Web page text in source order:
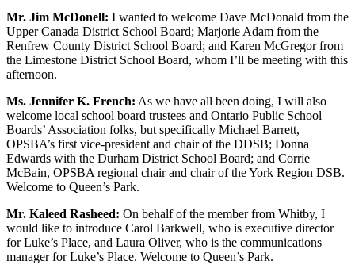
Mr. Jim McDonell: I wanted to welcome Dave McDonald from the
Upper Canada District School Board; Marjorie Adam from the
Renfrew County District School Board; and Karen McGregor from
the Limestone District School Board, whom I’ll be meeting with this
afternoon.
Ms. Jennifer K. French: As we have all been doing, I will also
welcome local school board trustees and Ontario Public School
Boards’ Association folks, but specifically Michael Barrett,
OPSBA’s first vice-president and chair of the DDSB; Donna
Edwards with the Durham District School Board; and Corrie
McBain, OPSBA regional chair and chair of the York Region DSB.
Welcome to Queen’s Park.
Mr. Kaleed Rasheed: On behalf of the member from Whitby, I
would like to introduce Carol Barkwell, who is executive director
for Luke’s Place, and Laura Oliver, who is the communications
manager for Luke’s Place. Welcome to Queen’s Park.